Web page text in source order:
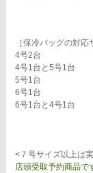
［保冷バッグの対応
4号2台
4号1台と5号1台
5号1台
6号1台
6号1台と4号1台
<７号サイズ以上は
店頭受取予約商品で